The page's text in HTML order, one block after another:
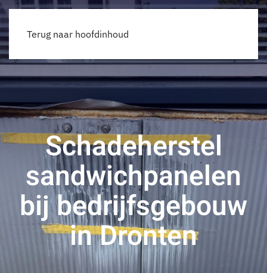
Terug naar hoofdinhoud
Schadeherstel
sandwichpanelen
bij bedrijfsgebouw
in Dronten